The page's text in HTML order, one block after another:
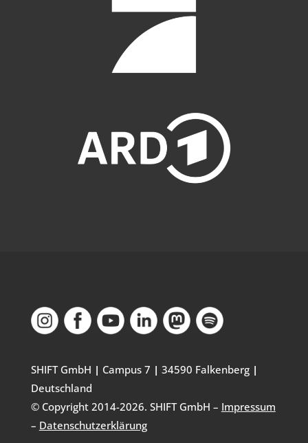
SHIFT GmbH | Campus 7 | 34590 Falkenberg |
Deutschland
© Copyright 2014-2026. SHIFT GmbH – Impressum
– Datenschutzerklärung